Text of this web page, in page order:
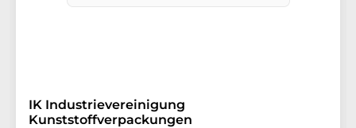
IK Industrievereinigung
Kunststoffverpackungen